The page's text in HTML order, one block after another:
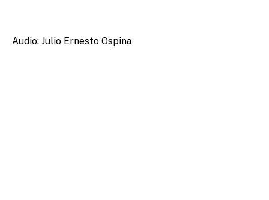
Audio: Julio Ernesto Ospina